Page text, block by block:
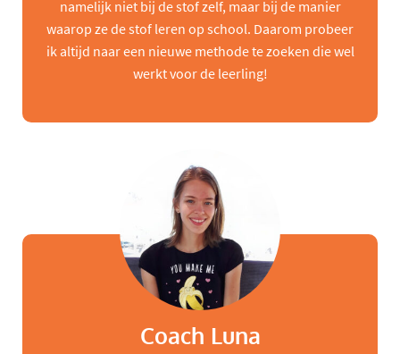
namelijk niet bij de stof zelf, maar bij de manier
waarop ze de stof leren op school. Daarom probeer
ik altijd naar een nieuwe methode te zoeken die wel
werkt voor de leerling!
Coach Luna